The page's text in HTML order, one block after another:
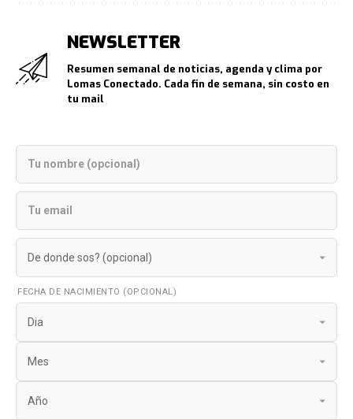
NEWSLETTER
Resumen semanal de noticias, agenda y clima por
Lomas Conectado. Cada fin de semana, sin costo en
tu mail
FECHA DE NACIMIENTO (OPCIONAL)